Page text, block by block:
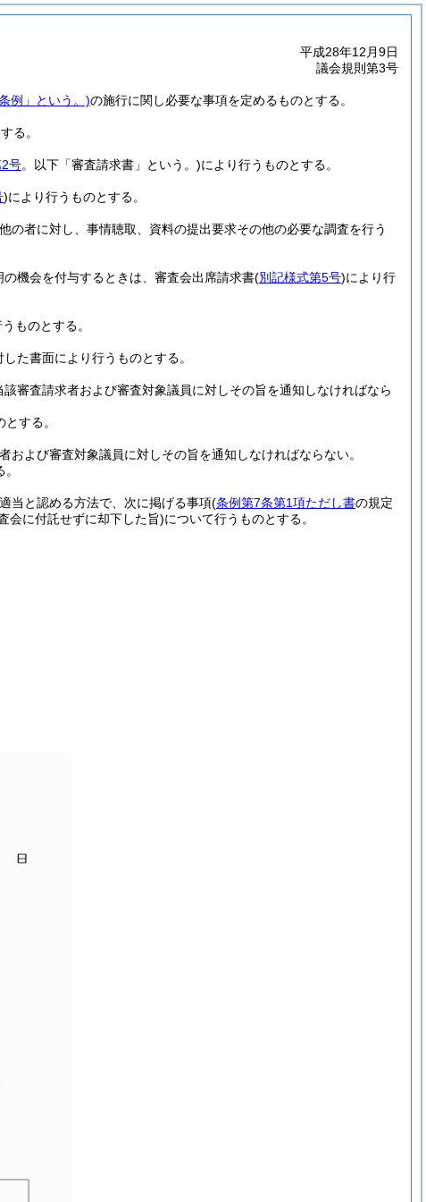
平成28年12月9日
議会規則第3号
例」という。)の施行に関し必要な事項を定めるものとする。
る。
号。以下「審査請求書」という。)により行うものとする。
)により行うものとする。
の者に対し、事情聴取、資料の提出要求その他の必要な調査を行う
機会を付与するときは、審査会出席請求書(別記様式第5号)により行
ものとする。
た書面により行うものとする。
審査請求者および審査対象議員に対しその旨を通知しなければなら
する。
よび審査対象議員に対しその旨を通知しなければならない。
当と認める方法で、次に掲げる事項(条例第7条第1項ただし書の規定
会に付託せずに却下した旨)について行うものとする。